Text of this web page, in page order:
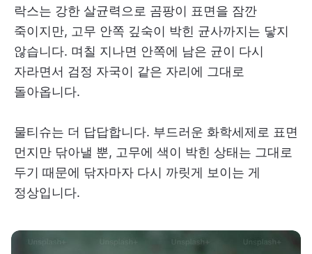
락스는 강한 살균력으로 곰팡이 표면을 잠깐
죽이지만, 고무 안쪽 깊숙이 박힌 균사까지는 닿지
않습니다. 며칠 지나면 안쪽에 남은 균이 다시
자라면서 검정 자국이 같은 자리에 그대로
돌아옵니다.
물티슈는 더 답답합니다. 부드러운 화학세제로 표면
먼지만 닦아낼 뿐, 고무에 색이 박힌 상태는 그대로
두기 때문에 닦자마자 다시 까릿게 보이는 게
정상입니다.